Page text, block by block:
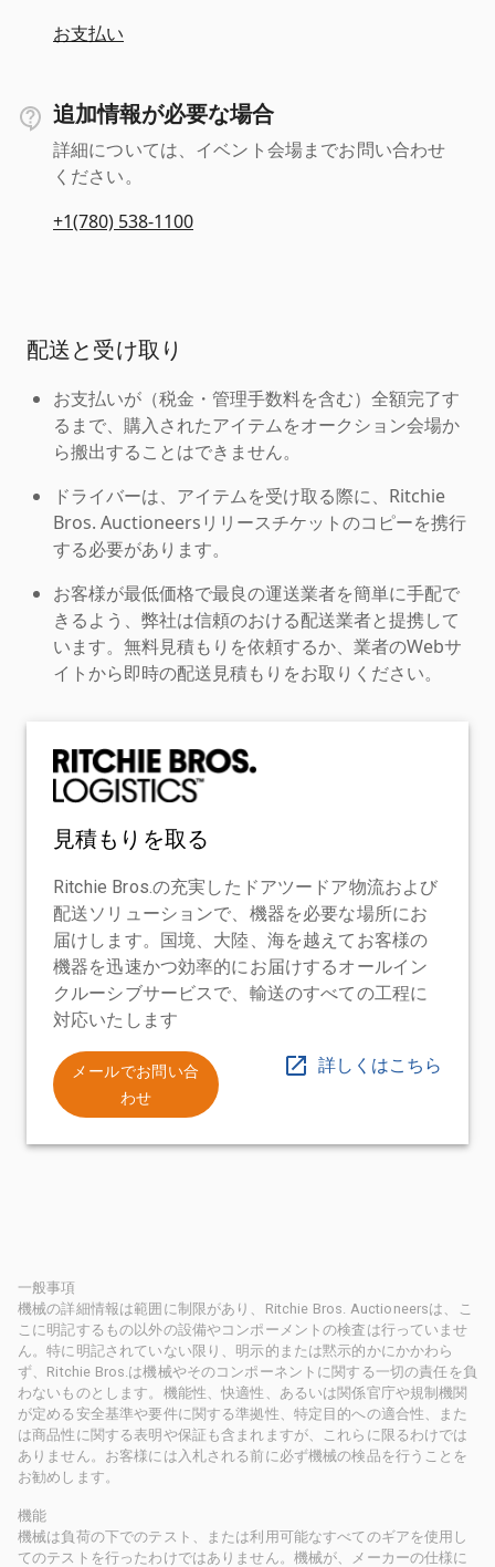
お支払い
追加情報が必要な場合
詳細については、イベント会場までお問い合わせ
ください。
+1(780) 538-1100
配送と受け取り
お支払いが（税金・管理手数料を含む）全額完了す
るまで、購入されたアイテムをオークション会場か
ら搬出することはできません。
ドライバーは、アイテムを受け取る際に、Ritchie
Bros. Auctioneersリリースチケットのコピーを携行
する必要があります。
お客様が最低価格で最良の運送業者を簡単に手配で
きるよう、弊社は信頼のおける配送業者と提携して
います。無料見積もりを依頼するか、業者のWebサ
イトから即時の配送見積もりをお取りください。
見積もりを取る
Ritchie Bros.の充実したドアツードア物流および
配送ソリューションで、機器を必要な場所にお
届けします。国境、大陸、海を越えてお客様の
機器を迅速かつ効率的にお届けするオールイン
クルーシブサービスで、輸送のすべての工程に
対応いたします
メールでお問い合
わせ
詳しくはこちら
一般事項
機械の詳細情報は範囲に制限があり、Ritchie Bros. Auctioneersは、こ
こに明記するもの以外の設備やコンポーメントの検査は行っていませ
ん。特に明記されていない限り、明示的または黙示的かにかかわら
ず、Ritchie Bros.は機械やそのコンポーネントに関する一切の責任を負
わないものとします。機能性、快適性、あるいは関係官庁や規制機関
が定める安全基準や要件に関する準拠性、特定目的への適合性、また
は商品性に関する表明や保証も含まれますが、これらに限るわけでは
ありません。お客様には入札される前に必ず機械の検品を行うことを
お勧めします。
機能
機械は負荷の下でのテスト、または利用可能なすべてのギアを使用し
てのテストを行ったわけではありません。機械が、メーカーの仕様に